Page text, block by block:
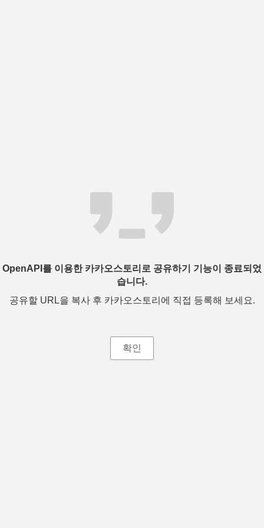
OpenAPI를 이용한 카카오스토리로 공유하기 기능이 종료되었
습니다.
공유할 URL을 복사 후 카카오스토리에 직접 등록해 보세요.
확인